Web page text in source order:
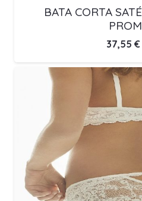
BATA CORTA
37,55 €